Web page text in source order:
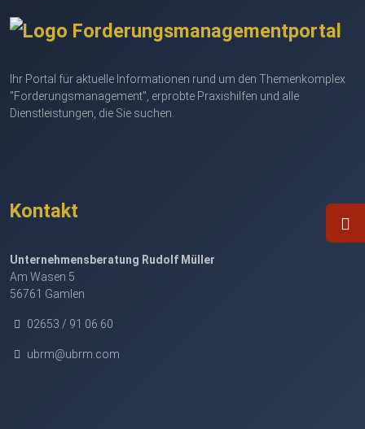
Ihr Portal für aktuelle Informationen rund um den Themenkomplex
"Forderungsmanagement", erprobte Praxishilfen und alle
Dienstleistungen, die Sie suchen.
Kontakt
Unternehmensberatung Rudolf Müller
Am Wasen 5
56761 Gamlen
02653 / 91 06 60
ubrm@ubrm.com